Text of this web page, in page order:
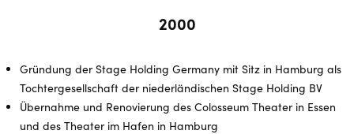
2000
Gründung der Stage Holding Germany mit Sitz in Hamburg als
Tochtergesellschaft der niederländischen Stage Holding BV
Übernahme und Renovierung des Colosseum Theater in Essen
und des Theater im Hafen in Hamburg